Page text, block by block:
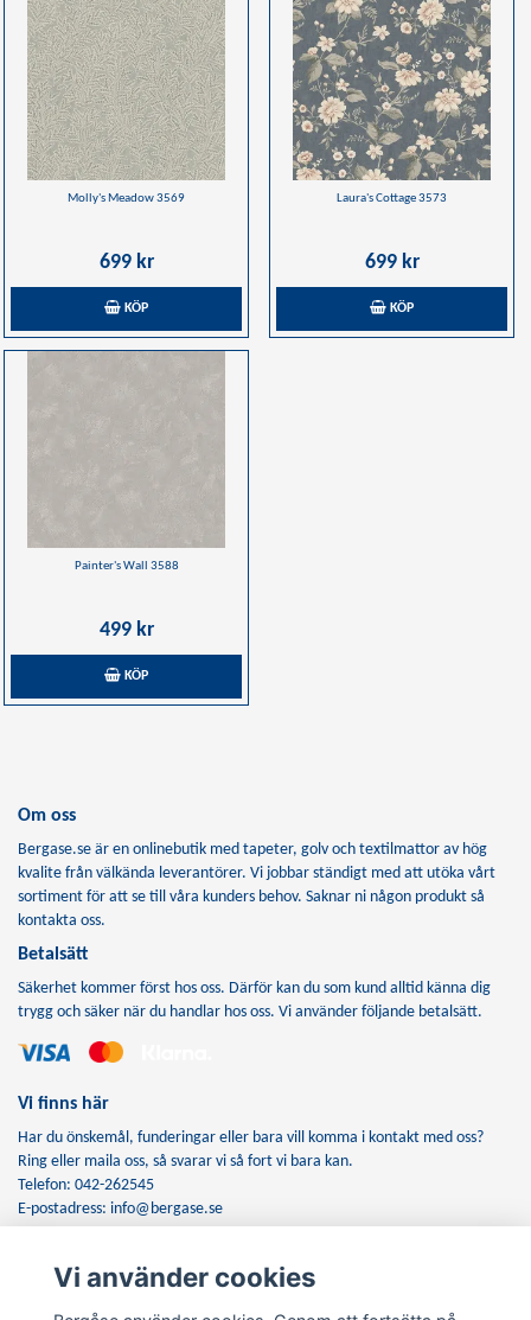
Molly's Meadow 3569
699 kr
KÖP
Laura's Cottage 3573
699 kr
KÖP
Painter's Wall 3588
499 kr
KÖP
Om oss
Bergase.se är en onlinebutik med tapeter, golv och textilmattor av hög
kvalite från välkända leverantörer. Vi jobbar ständigt med att utöka vårt
sortiment för att se till våra kunders behov. Saknar ni någon produkt så
kontakta oss.
Betalsätt
Säkerhet kommer först hos oss. Därför kan du som kund alltid känna dig
trygg och säker när du handlar hos oss. Vi använder följande betalsätt.
Vi finns här
Har du önskemål, funderingar eller bara vill komma i kontakt med oss?
Ring eller maila oss, så svarar vi så fort vi bara kan.
Telefon: 042-262545
E-postadress: info@bergase.se
Anmäl dig till vårt nyhetsbrev
Vi använder cookies